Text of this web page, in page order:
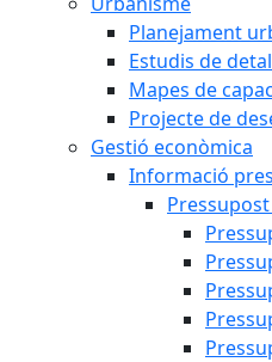
Planejament
Estudis de
Mapes de
Projecte de
Gestió econòmica
Informació